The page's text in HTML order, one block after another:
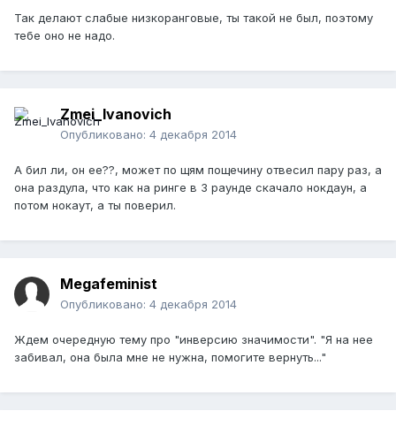
Так делают слабые низкоранговые, ты такой не был, поэтому
тебе оно не надо.
Zmei_Ivanovich
Опубликовано: 4 декабря 2014
А бил ли, он ее??, может по щям пощечину отвесил пару раз, а
она раздула, что как на ринге в 3 раунде скачало нокдаун, а
потом нокаут, а ты поверил.
Megafeminist
Опубликовано: 4 декабря 2014
Ждем очередную тему про "инверсию значимости". "Я на нее
забивал, она была мне не нужна, помогите вернуть..."